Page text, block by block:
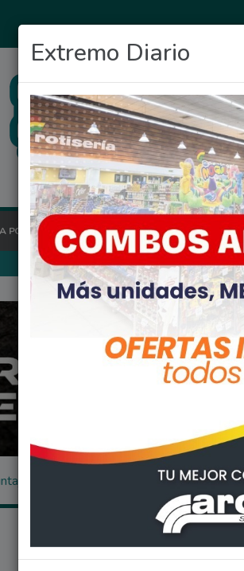
POSTA HOY OCIO DEPORTES FIGHIERA
Extremo Diario
máximo y se ubicó entre las tres